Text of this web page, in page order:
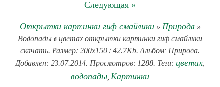
Следующая »
Открытки картинки гиф смайлики» Природа»
Водопады в цветах открытки картинки гиф смайлики
скачать. Размер: 200x150 / 42.7Kb. Альбом: Природа.
Добавлен: 23.07.2014. Просмотров: 1288. Теги: цветах
водопады Картинки